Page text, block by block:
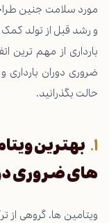
مورد سلامت جنین
و رشد قبل از تولد
بارداری از مهم ترین
ضروری دوران بارداری
حالت بگذرانید.
بهترین
های ضروری
ویتامین ها، گروهی از